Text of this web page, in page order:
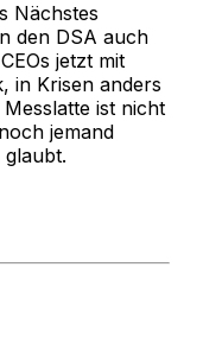
Nächstes
den DSA auch
jetzt mit
in Krisen anders
ist nicht
jemand